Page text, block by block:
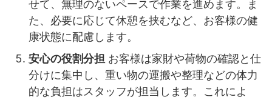
せて、無理のないペースで作業を進めます。ま
た、必要に応じて休憩を挟むなど、お客様の健
康状態に配慮します。
安心の役割分担 お客様は家財や荷物の確認と仕
分けに集中し、重い物の運搬や整理などの体力
的な負担はスタッフが担当します。これによ